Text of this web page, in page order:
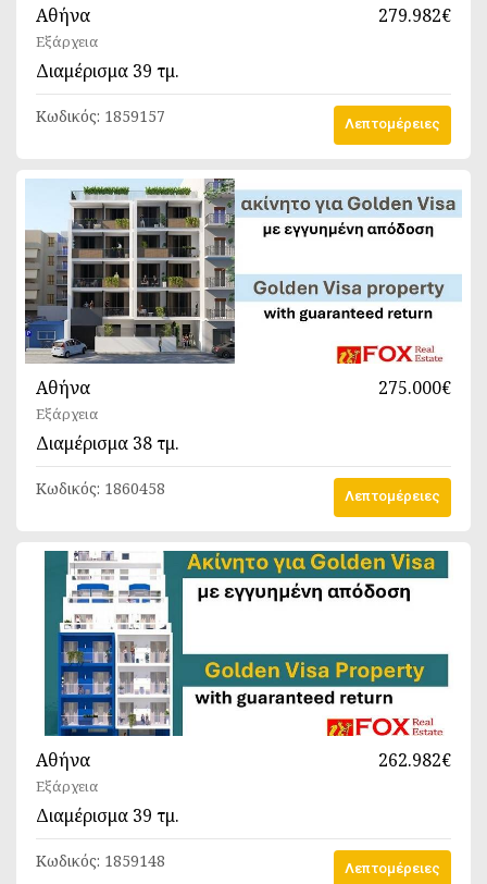
Αθήνα 279.982€
Εξάρχεια
Διαμέρισμα 39 τμ.
Κωδικός: 1859157 Λεπτομέρειες
Αθήνα 275.000€
Εξάρχεια
Διαμέρισμα 38 τμ.
Κωδικός: 1860458 Λεπτομέρειες
Αθήνα 262.982€
Εξάρχεια
Διαμέρισμα 39 τμ.
Κωδικός: 1859148 Λεπτομέρειες